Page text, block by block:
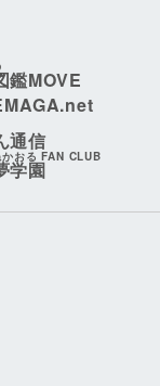
鑑MOVE
通信
おる FAN CLUB
学園